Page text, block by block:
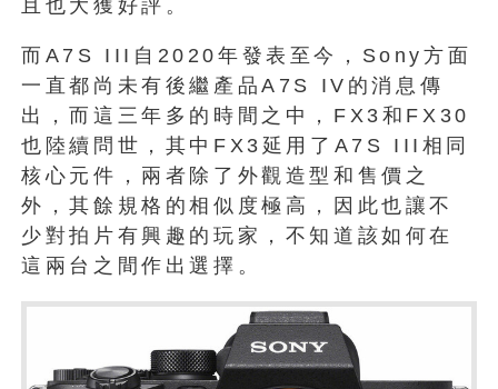
且也大獲好評。
而A7S III自2020年發表至今，Sony方面
一直都尚未有後繼產品A7S IV的消息傳
出，而這三年多的時間之中，FX3和FX30
也陸續問世，其中FX3延用了A7S III相同
核心元件，兩者除了外觀造型和售價之
外，其餘規格的相似度極高，因此也讓不
少對拍片有興趣的玩家，不知道該如何在
這兩台之間作出選擇。